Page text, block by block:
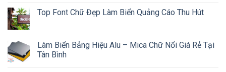
Top Font Chữ Đẹp Làm Biển Quảng Cáo Thu Hút
Làm Biển Bảng Hiệu Alu – Mica Chữ Nổi Giá Rẻ Tại
Tân Bình